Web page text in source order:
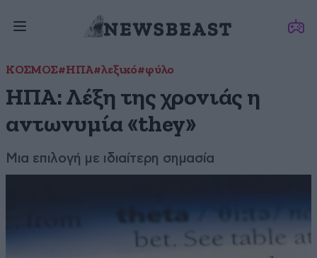
ΚΟΣΜΟΣ#ΗΠΑ#λεξικό#φύλο
ΗΠΑ: Λέξη της χρονιάς η
αντωνυμία «they»
Μια επιλογή με ιδιαίτερη σημασία